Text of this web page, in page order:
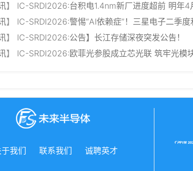
】 IC-SRDI2026:台积电1.4nm新厂进度超前 明年4
】 IC-SRDI2026:警惕“AI依赖症”！三星电子二季
】 IC-SRDI2026:公告】长江存储深夜突发公告！
】 IC-SRDI2026:欧菲光参股成立芯光联 筑牢光模
我们 联系我们 诚聘英才